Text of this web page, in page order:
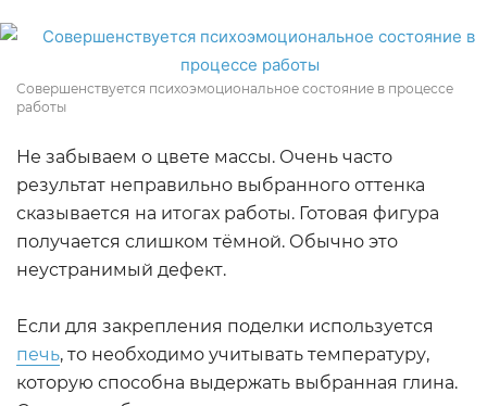
Совершенствуется психоэмоциональное состояние в процессе
работы
Не забываем о цвете массы. Очень часто
результат неправильно выбранного оттенка
сказывается на итогах работы. Готовая фигура
получается слишком тёмной. Обычно это
неустранимый дефект.
Если для закрепления поделки используется
печь, то необходимо учитывать температуру,
которую способна выдержать выбранная глина.